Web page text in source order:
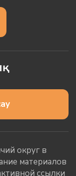
округ в
материалов
ссылки